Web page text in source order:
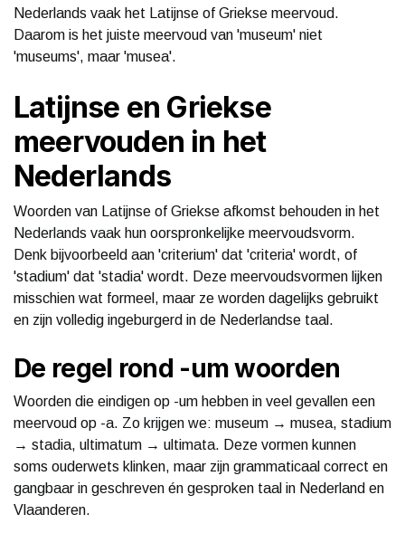
Nederlands vaak het Latijnse of Griekse meervoud.
Daarom is het juiste meervoud van 'museum' niet
'museums', maar 'musea'.
Latijnse en Griekse
meervouden in het
Nederlands
Woorden van Latijnse of Griekse afkomst behouden in het
Nederlands vaak hun oorspronkelijke meervoudsvorm.
Denk bijvoorbeeld aan 'criterium' dat 'criteria' wordt, of
'stadium' dat 'stadia' wordt. Deze meervoudsvormen lijken
misschien wat formeel, maar ze worden dagelijks gebruikt
en zijn volledig ingeburgerd in de Nederlandse taal.
De regel rond -um woorden
Woorden die eindigen op -um hebben in veel gevallen een
meervoud op -a. Zo krijgen we: museum → musea, stadium
→ stadia, ultimatum → ultimata. Deze vormen kunnen
soms ouderwets klinken, maar zijn grammaticaal correct en
gangbaar in geschreven én gesproken taal in Nederland en
Vlaanderen.